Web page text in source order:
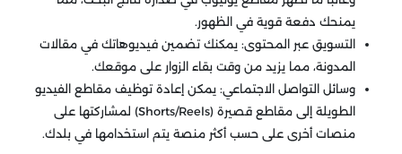
يمنحك دفعة قوية في الظهور.
التسويق عبر المحتوى: يمكنك تضمين فيديوهاتك في مقالات
المدونة، مما يزيد من وقت بقاء الزوار على موقعك.
وسائل التواصل الاجتماعي: يمكن إعادة توظيف مقاطع الفيديو
الطويلة إلى مقاطع قصيرة (Shorts/Reels) لمشاركتها على
منصات أخرى على حسب أكثر منصة يتم استخدامها في بلدك.